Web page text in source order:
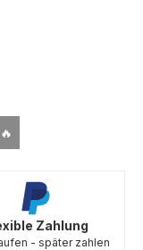
Zahlung
- später zahlen